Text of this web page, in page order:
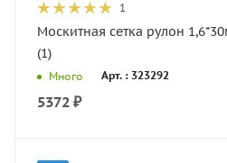
1
Москитная сетка рулон
(1)
Много Арт. : 323292
5372 ₽